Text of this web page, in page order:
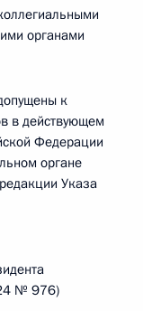
органами
к
в действующем
Федерации
органе
Указа
№ 976)